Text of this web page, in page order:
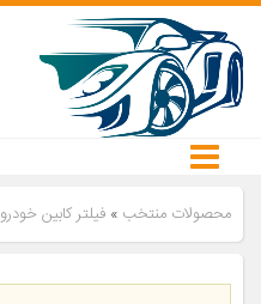
محصولات منتخب » فیلتر کابین خودرو